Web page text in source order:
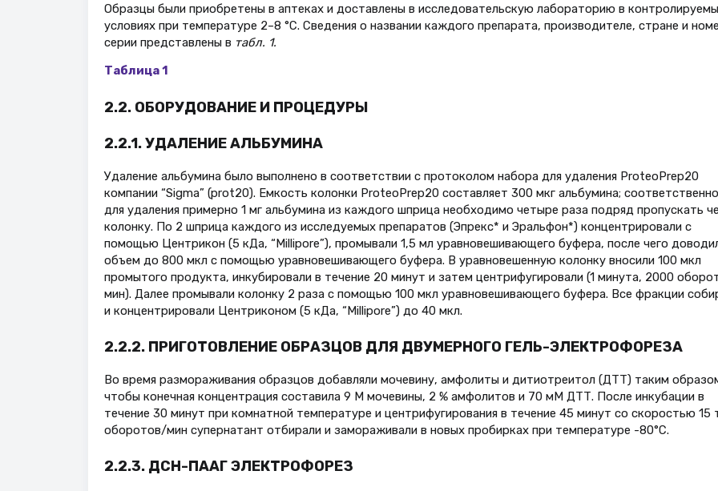
Образцы были приобретены в аптеках и доставлены в исследовательскую лабораторию в
условиях при температуре 2–8 °C. Сведения о названии каждого препарата, производителе, стране и
серии представлены в табл. 1.
Таблица 1
2.2. ОБОРУДОВАНИЕ И ПРОЦЕДУРЫ
2.2.1. УДАЛЕНИЕ АЛЬБУМИНА
Удаление альбумина было выполнено в соответствии с протоколом набора для удаления ProteoPrep20
компании “Sigma” (prot20). Емкость колонки ProteoPrep20 составляет 300 мкг альбумина;
для удаления примерно 1 мг альбумина из каждого шприца необходимо четыре раза подряд пропускать
колонку. По 2 шприца каждого из исследуемых препаратов (Эпрекс* и Эральфон*) концентрировали с
помощью Центрикон (5 кДа, “Millipore”), промывали 1,5 мл уравновешивающего буфера, после чего
объем до 800 мкл с помощью уравновешивающего буфера. В уравновешенную колонку вносили 100 мкл
промытого продукта, инкубировали в течение 20 минут и затем центрифугировали (1 минута, 2000
мин). Далее промывали колонку 2 раза с помощью 100 мкл уравновешивающего буфера. Все фракции
и концентрировали Центриконом (5 кДа, “Millipore”) до 40 мкл.
2.2.2. ПРИГОТОВЛЕНИЕ ОБРАЗЦОВ ДЛЯ ДВУМЕРНОГО ГЕЛЬ-ЭЛЕКТРОФОРЕЗА
Во время размораживания образцов добавляли мочевину, амфолиты и дитиотреитол (ДТТ) таким
чтобы конечная концентрация составила 9 M мочевины, 2 % амфолитов и 70 мM ДТТ. После инкубации в
течение 30 минут при комнатной температуре и центрифугирования в течение 45 минут со скоростью 15
оборотов/мин супернатант отбирали и замораживали в новых пробирках при температуре -80°C.
2.2.3. ДСН-ПААГ ЭЛЕКТРОФОРЕЗ